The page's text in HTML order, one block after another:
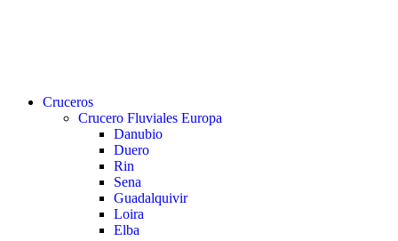
buscar
Menu
Cruceros
Crucero Fluviales Europa
Danubio
Duero
Rin
Sena
Guadalquivir
Loira
Elba